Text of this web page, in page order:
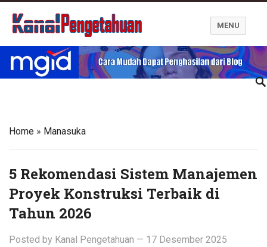
Kanal Pengetahuan dan Informasi
MENU
Home » Manasuka
5 Rekomendasi Sistem Manajemen
Proyek Konstruksi Terbaik di
Tahun 2026
Posted by Kanal Pengetahuan — 17 Desember 2025